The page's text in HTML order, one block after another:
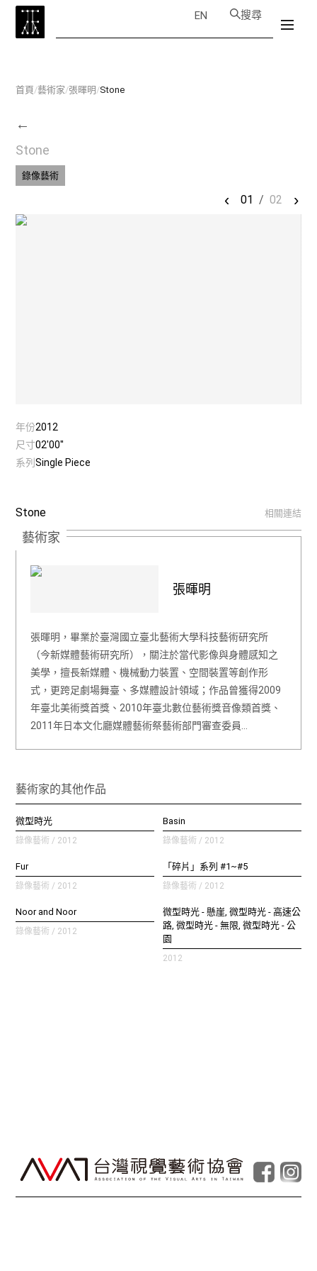
EN 搜尋
首頁/藝術家/張暉明/Stone
←
Stone
錄像藝術
‹ 01 / 02 ›
年份2012
尺寸02'00''
系列Single Piece
Stone 相關連結
藝術家
張暉明
張暉明，畢業於臺灣國立臺北藝術大學科技藝術研究所
（今新媒體藝術研究所），關注於當代影像與身體感知之
美學，擅長新媒體、機械動力裝置、空間裝置等創作形
式，更跨足劇場舞臺、多媒體設計領域；作品曾獲得2009
年臺北美術獎首獎、2010年臺北數位藝術獎音像類首獎、
2011年日本文化廳媒體藝術祭藝術部門審查委員…
藝術家的其他作品
微型時光
錄像藝術 / 2012
Basin
錄像藝術 / 2012
Fur
錄像藝術 / 2012
「碎片」系列 #1~#5
錄像藝術 / 2012
Noor and Noor
錄像藝術 / 2012
微型時光 - 懸崖, 微型時光 - 高速公
路, 微型時光 - 無限, 微型時光 - 公
園
2012